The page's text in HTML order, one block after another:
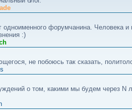
одноименного форумчанина. Человека и
:)
не побоюсь так сказать,
о том, какими мы будем через N